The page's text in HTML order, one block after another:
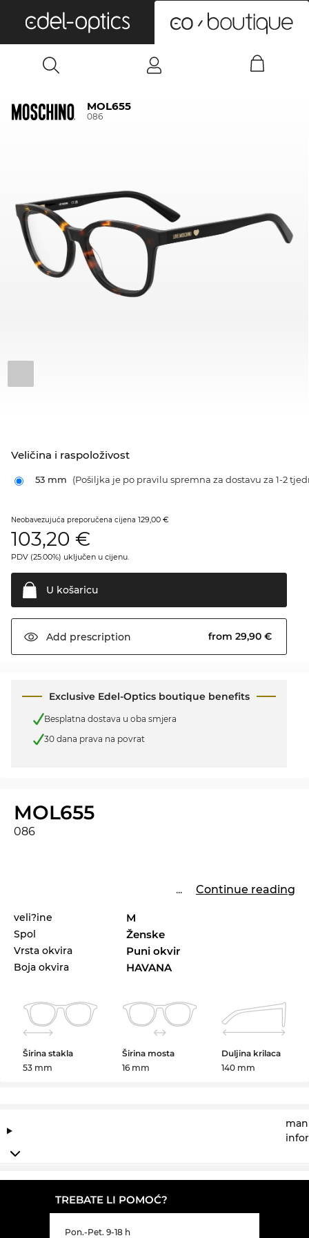
MOL655
086
Veličina i raspoloživost
53 mm (Pošiljka je po pravilu spremna za dostavu za 1-2
Neobavezujuća preporučena cijena 129,00 €
103,20 €
PDV (25.00%) uključen u cijenu.
U košaricu
Add prescription from 29,90 €
Exclusive Edel-Optics boutique benefits
Besplatna dostava u oba smjera
30 dana prava na povrat
MOL655
086
... Continue reading
veli?ine M
Spol Ženske
Vrsta okvira Puni okvir
Boja okvira HAVANA
Širina stakla
53 mm
Širina mosta
16 mm
Duljina krilaca
140 mm
TREBATE LI POMOĆ?
Pon.-Pet. 9-18 h